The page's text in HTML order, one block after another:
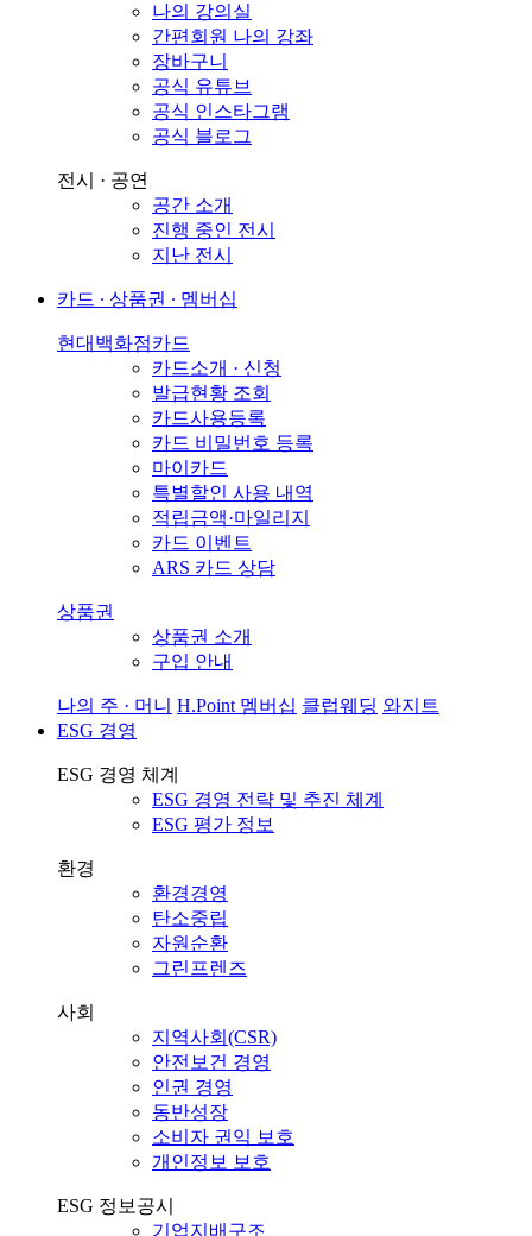
나의 강의실
간편회원 나의 강좌
장바구니
공식 유튜브
공식 인스타그램
공식 블로그
전시 · 공연
공간 소개
진행 중인 전시
지난 전시
카드 ∙ 상품권 ∙ 멤버십
현대백화점카드
카드소개 · 신청
발급현황 조회
카드사용등록
카드 비밀번호 등록
마이카드
특별할인 사용 내역
적립금액·마일리지
카드 이벤트
ARS 카드 상담
상품권
상품권 소개
구입 안내
나의 주 · 머니 H.Point 멤버십 클럽웨딩 와지트
ESG 경영
ESG 경영 체계
ESG 경영 전략 및 추진 체계
ESG 평가 정보
환경
환경경영
탄소중립
자원순환
그린프렌즈
사회
지역사회(CSR)
안전보건 경영
인권 경영
동반성장
소비자 권익 보호
개인정보 보호
ESG 정보공시
기업지배구조